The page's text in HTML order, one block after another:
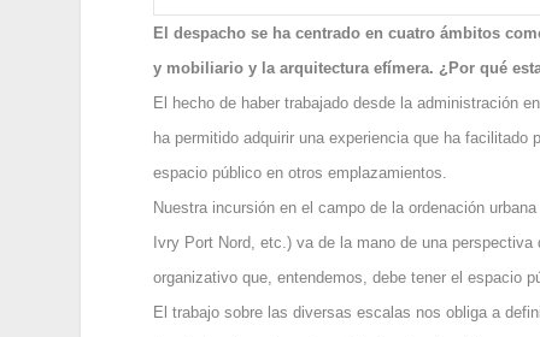
El despacho se ha centrado en cuatro ámbitos
y mobiliario y la arquitectura efímera. ¿Por qué
El hecho de haber trabajado desde la administración
ha permitido adquirir una experiencia que ha
espacio público en otros emplazamientos.
Nuestra incursión en el campo de la ordenación
Ivry Port Nord, etc.) va de la mano de una
organizativo que, entendemos, debe tener el espacio
El trabajo sobre las diversas escalas nos obliga a